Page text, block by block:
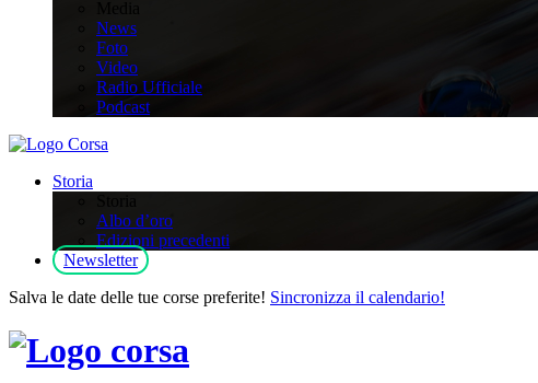
News
Foto
Video
Radio Ufficiale
Podcast
Storia
Albo d’oro
Edizioni precedenti
Newsletter
Salva le date delle tue corse preferite! Sincronizza il calendario!